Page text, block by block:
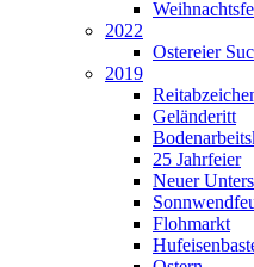
2022
Ostereier
2019
Geländeritt
25 Jahrfeier
Neuer
Flohmarkt